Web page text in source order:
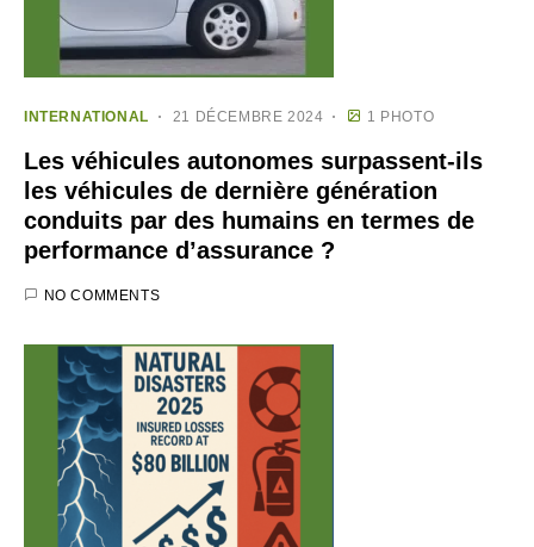
INTERNATIONAL 21 DÉCEMBRE 2024 1 PHOTO
Les véhicules autonomes surpassent-ils
les véhicules de dernière génération
conduits par des humains en termes de
performance d’assurance ?
NO COMMENTS